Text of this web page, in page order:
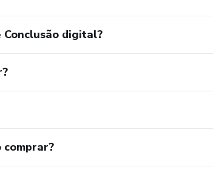
Conclusão digital?
comprar?